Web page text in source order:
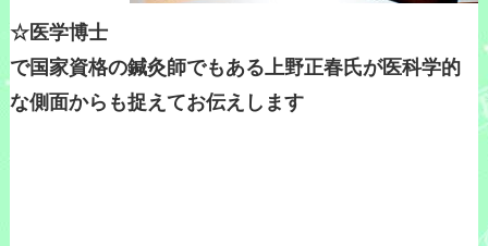
☆医学博士
で国家資格の鍼灸師でもある上野正春氏が医科学的
な側面からも捉えてお伝えします